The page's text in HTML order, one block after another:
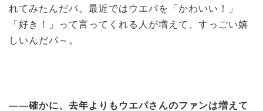
れてみたんだパ。最近ではウエパを「かわいい！」
「好き！」って言ってくれる人が増えて、すっごい嬉
しいんだパ～。
——確かに、去年よりもウエパさんのファンは増えて